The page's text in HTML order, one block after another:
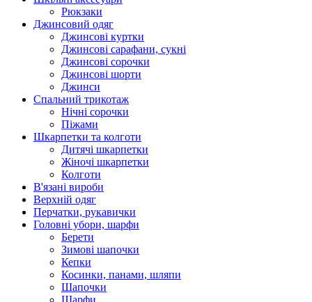
Рюкзаки
Джинсовий одяг
Джинсові куртки
Джинсові сарафани, сукні
Джинсові сорочки
Джинсові шорти
Джинси
Спальний трикотаж
Нічні сорочки
Піжами
Шкарпетки та колготи
Дитячі шкарпетки
Жіночі шкарпетки
Колготи
В'язані вироби
Верхній одяг
Перчатки, рукавички
Головні убори, шарфи
Берети
Зимові шапочки
Кепки
Косинки, панами, шляпи
Шапочки
Шарфи